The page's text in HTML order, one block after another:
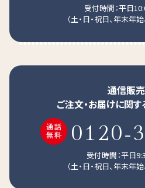
使用上のポイント
受付時間：平日
（土・日・祝日、年末年
通信販
ご注文・お届けに関
0120-
受付時間：平日
（土・日・祝日、年末年